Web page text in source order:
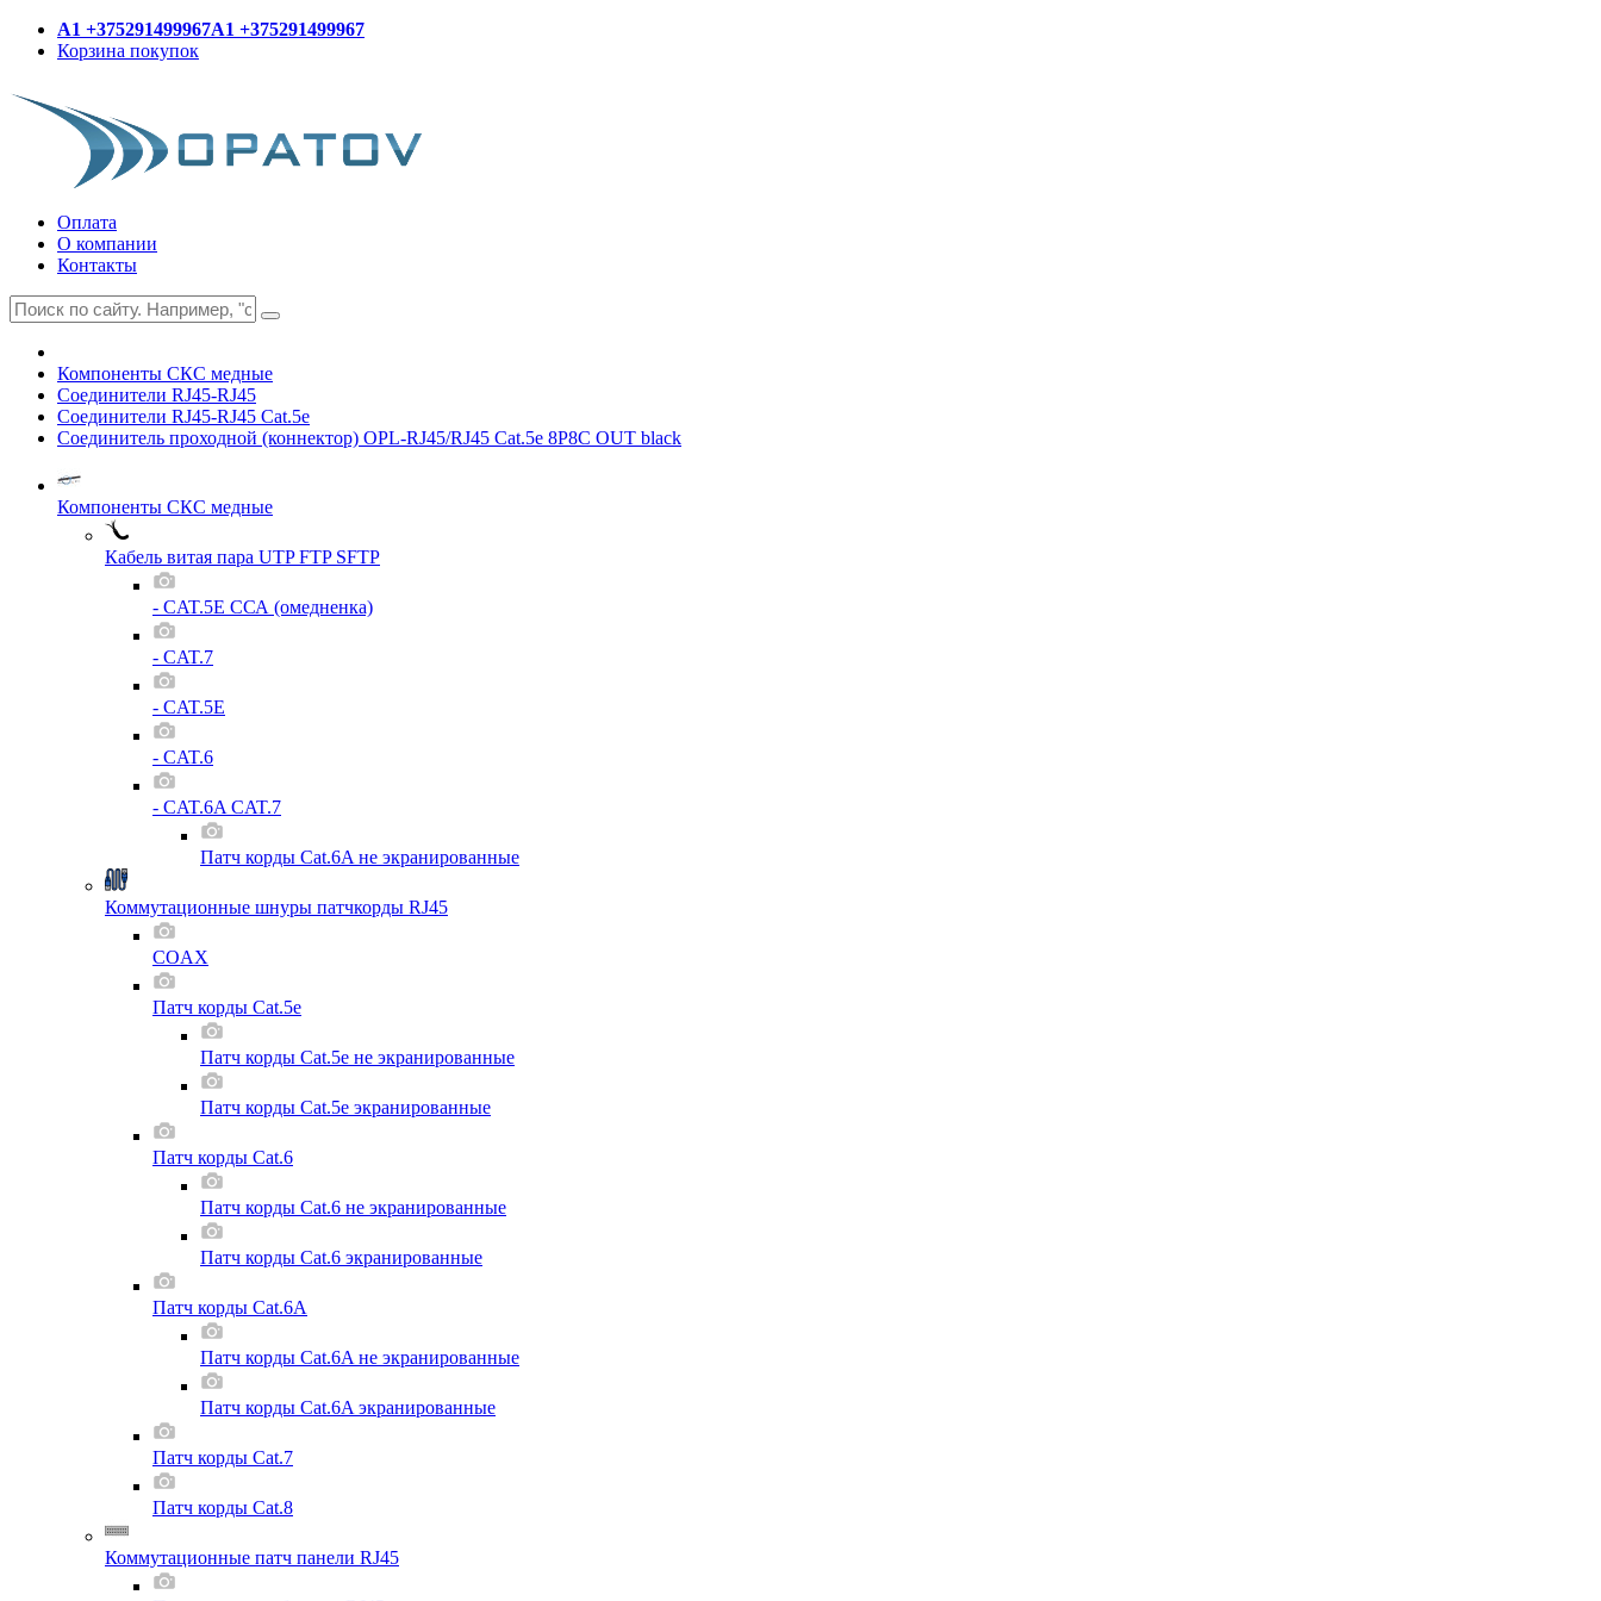
A1 +375291499967A1 +375291499967
Корзина покупок
Оплата
О компании
Контакты
Компоненты СКС медные
Соединители RJ45-RJ45
Соединители RJ45-RJ45 Cat.5e
Соединитель проходной (коннектор) OPL-RJ45/RJ45 Cat.5e 8P8C OUT black
Компоненты СКС медные
Кабель витая пара UTP FTP SFTP
- CAT.5E ССА (омедненка)
- CAT.7
- CAT.5E
- CAT.6
- CAT.6A CAT.7
Патч корды Cat.6A не экранированные
Коммутационные шнуры патчкорды RJ45
COAX
Патч корды Cat.5e
Патч корды Cat.5e не экранированные
Патч корды Cat.5e экранированные
Патч корды Cat.6
Патч корды Cat.6 не экранированные
Патч корды Cat.6 экранированные
Патч корды Cat.6A
Патч корды Cat.6A не экранированные
Патч корды Cat.6A экранированные
Патч корды Cat.7
Патч корды Cat.8
Коммутационные патч панели RJ45